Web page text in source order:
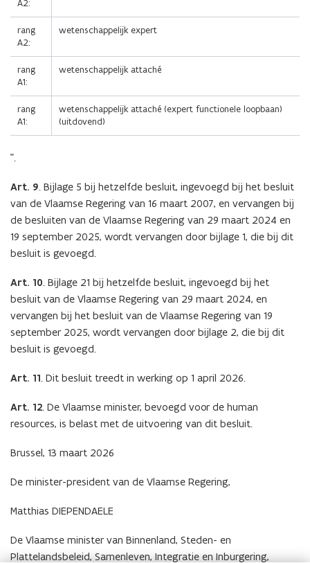
A2:
rang
A2:
wetenschappelijk expert
rang
A1:
wetenschappelijk attaché
rang
A1:
wetenschappelijk attaché (expert functionele loopbaan)
(uitdovend)
”.
Art. 9. Bijlage 5 bij hetzelfde besluit, ingevoegd bij het besluit
van de Vlaamse Regering van 16 maart 2007, en vervangen bij
de besluiten van de Vlaamse Regering van 29 maart 2024 en
19 september 2025, wordt vervangen door bijlage 1, die bij dit
besluit is gevoegd.
Art. 10. Bijlage 21 bij hetzelfde besluit, ingevoegd bij het
besluit van de Vlaamse Regering van 29 maart 2024, en
vervangen bij het besluit van de Vlaamse Regering van 19
september 2025, wordt vervangen door bijlage 2, die bij dit
besluit is gevoegd.
Art. 11. Dit besluit treedt in werking op 1 april 2026.
Art. 12. De Vlaamse minister, bevoegd voor de human
resources, is belast met de uitvoering van dit besluit.
Brussel, 13 maart 2026
De minister-president van de Vlaamse Regering,
Matthias DIEPENDAELE
De Vlaamse minister van Binnenland, Steden- en
Plattelandsbeleid, Samenleven, Integratie en Inburgering,